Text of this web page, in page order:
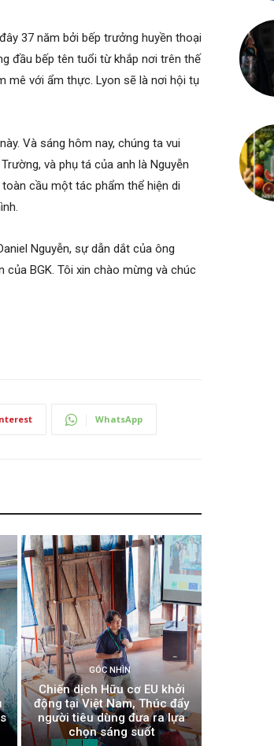
37 năm bởi bếp trưởng huyền thoại
đầu bếp tên tuổi từ khắp nơi trên thế
mê với ẩm thực. Lyon sẽ là nơi hội tụ
Và sáng hôm nay, chúng ta vui
và phụ tá của anh là Nguyễn
cầu một tác phẩm thể hiện di
Nguyễn, sự dẫn dắt của ông
của BGK. Tôi xin chào mừng và chúc
WhatsApp
GÓC NHÌN
Chiến dịch Hữu cơ EU khởi
động tại Việt Nam, Thúc đẩy
người tiêu dùng đưa ra lựa
chọn sáng suốt